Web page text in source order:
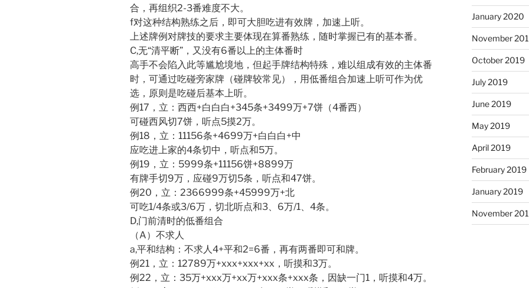
合，再组织2-3番难度不大。
f对这种结构熟练之后，即可大胆吃进有效牌，加速上听。
上述牌例对牌技的要求主要体现在算番熟练，随时掌握已有的基本番。
C,无“清平断”，又没有6番以上的主体番时
高手不会陷入此等尴尬境地，但起手牌结构特殊，难以组成有效的主体番
时，可通过吃碰旁家牌（碰牌较常见），用低番组合加速上听可作为优
选，原则是吃碰后基本上听。
例17，立：西西+白白白+345条+3499万+7饼（4番西）
可碰西风切7饼，听点5摸2万。
例18，立：11156条+4699万+白白白+中
应吃进上家的4条切中，听点和5万。
例19，立：5999条+11156饼+8899万
有牌手切9万，应碰9万切5条，听点和47饼。
例20，立：2366999条+45999万+北
可吃1/4条或3/6万，切北听点和3、6万/1、4条。
D,门前清时的低番组合
（A）不求人
a,平和结构：不求人4+平和2=6番，再有两番即可和牌。
例21，立：12789万+xxx+xxx+xx，听摸和3万。
例22，立：35万+xxx万+xx万+xxx条+xxx条，因缺一门1，听摸和4万。
January 2020
November
October 2019
July 2019
June 2019
May 2019
April 2019
February 2019
January 2019
November